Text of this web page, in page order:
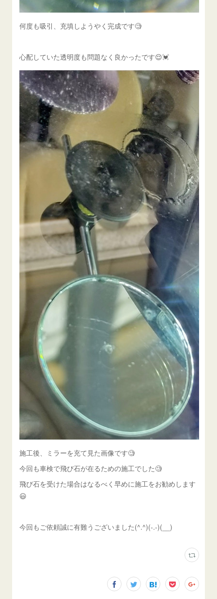
何度も吸引、充填しようやく完成です🧐
心配していた透明度も問題なく良かったです😌💓
施工後、ミラーを充て見た画像です🧐
今回も車検で飛び石が在るための施工でした🧐
飛び石を受けた場合はなるべく早めに施工をお勧めします
😃
今回もご依頼誠に有難うございました(^.^)(-.-)(__)